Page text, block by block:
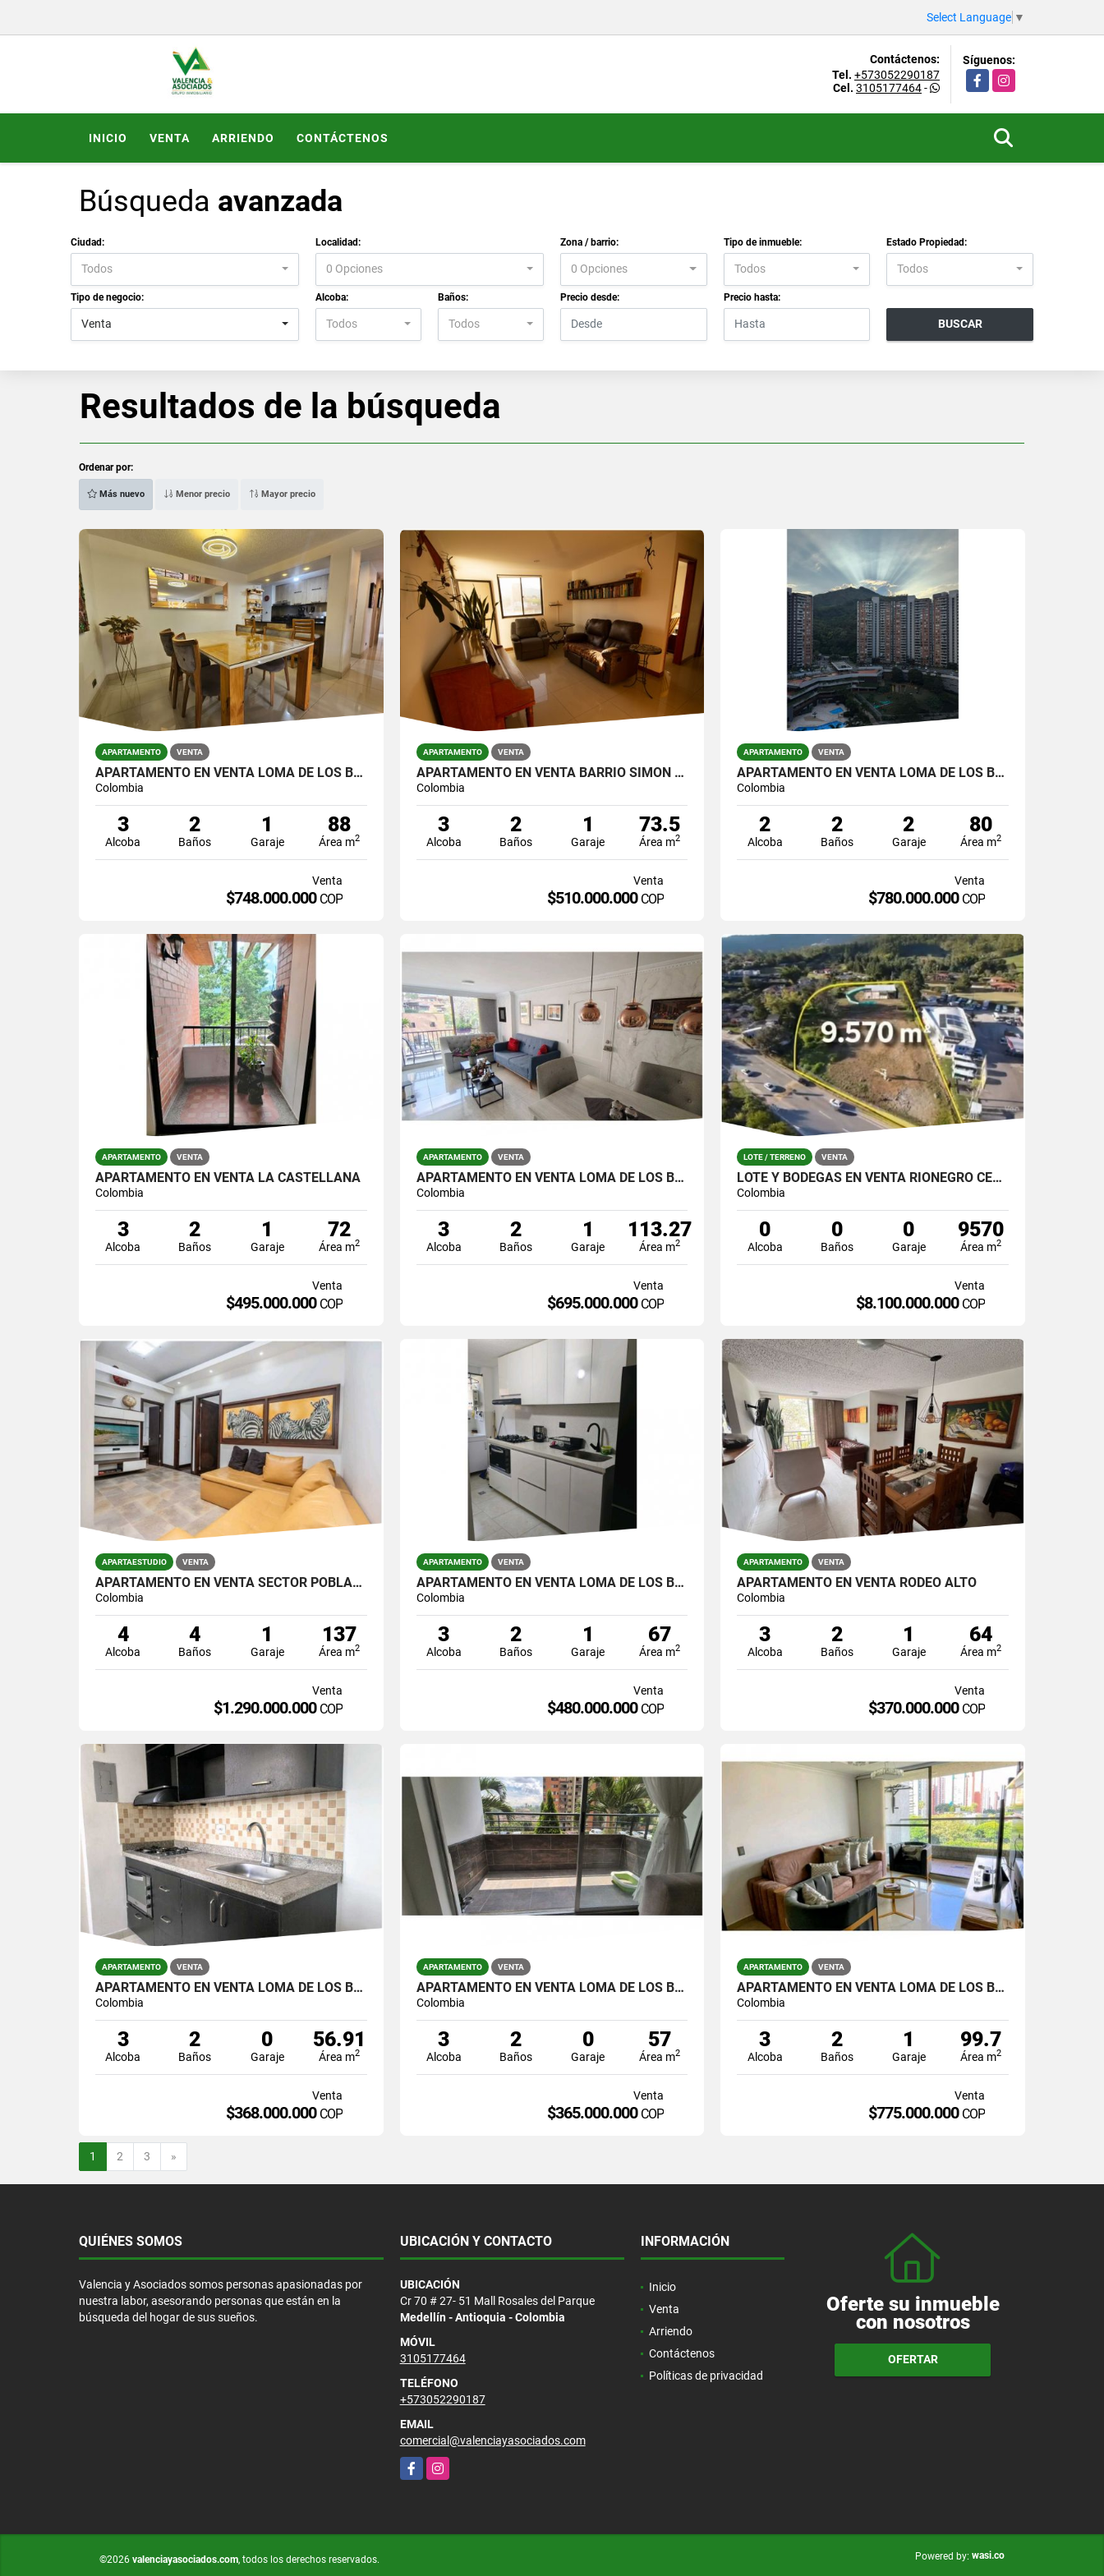
Select Language ▼
Contáctenos:
Tel. +573052290187
Cel. 3105177464-
Síguenos:
FacebookInstagram
INICIO VENTA ARRIENDO CONTÁCTENOS
Búsqueda avanzada
Ciudad:
Todos
Localidad:
0 Opciones
Zona / barrio:
0 Opciones
Tipo de inmueble:
Todos
Estado Propiedad:
Todos
Tipo de negocio:
Venta
Alcoba:
Todos
Baños:
Todos
Precio desde: Precio hasta:
BUSCAR
Resultados de la búsqueda
Ordenar por:
Más nuevo Menor precio Mayor precio
APARTAMENTO VENTA
APARTAMENTO EN VENTA LOMA DE LOS BERNAL PARTE BAJA
Colombia
3
Alcoba
2
Baños
1
Garaje
88
Área m2
Venta
$748.000.000 COP
APARTAMENTO VENTA
APARTAMENTO EN VENTA BARRIO SIMON BOLIVAR CERCA ÉXITO LA 80
Colombia
3
Alcoba
2
Baños
1
Garaje
73.5
Área m2
Venta
$510.000.000 COP
APARTAMENTO VENTA
APARTAMENTO EN VENTA LOMA DE LOS BERNAL
Colombia
2
Alcoba
2
Baños
2
Garaje
80
Área m2
Venta
$780.000.000 COP
APARTAMENTO VENTA
APARTAMENTO EN VENTA LA CASTELLANA
Colombia
3
Alcoba
2
Baños
1
Garaje
72
Área m2
Venta
$495.000.000 COP
APARTAMENTO VENTA
APARTAMENTO EN VENTA LOMA DE LOS BERNAL
Colombia
3
Alcoba
2
Baños
1
Garaje
113.27
Área m2
Venta
$695.000.000 COP
LOTE / TERRENO VENTA
LOTE Y BODEGAS EN VENTA RIONEGRO CERCA ZONA FRANCA
Colombia
0
Alcoba
0
Baños
0
Garaje
9570
Área m2
Venta
$8.100.000.000 COP
APARTAESTUDIO VENTA
APARTAMENTO EN VENTA SECTOR POBLADO LALINDE
Colombia
4
Alcoba
4
Baños
1
Garaje
137
Área m2
Venta
$1.290.000.000 COP
APARTAMENTO VENTA
APARTAMENTO EN VENTA LOMA DE LOS BERNAL
Colombia
3
Alcoba
2
Baños
1
Garaje
67
Área m2
Venta
$480.000.000 COP
APARTAMENTO VENTA
APARTAMENTO EN VENTA RODEO ALTO
Colombia
3
Alcoba
2
Baños
1
Garaje
64
Área m2
Venta
$370.000.000 COP
APARTAMENTO VENTA
APARTAMENTO EN VENTA LOMA DE LOS BERNAL
Colombia
3
Alcoba
2
Baños
0
Garaje
56.91
Área m2
Venta
$368.000.000 COP
APARTAMENTO VENTA
APARTAMENTO EN VENTA LOMA DE LOS BERNAL
Colombia
3
Alcoba
2
Baños
0
Garaje
57
Área m2
Venta
$365.000.000 COP
APARTAMENTO VENTA
APARTAMENTO EN VENTA LOMA DE LOS BERNAL
Colombia
3
Alcoba
2
Baños
1
Garaje
99.7
Área m2
Venta
$775.000.000 COP
1 2 3 »
QUIÉNES SOMOS
Valencia y Asociados somos personas apasionadas por
nuestra labor, asesorando personas que están en la
búsqueda del hogar de sus sueños.
UBICACIÓN Y CONTACTO
UBICACIÓN
Cr 70 # 27- 51 Mall Rosales del Parque
Medellín - Antioquia - Colombia
MÓVIL
3105177464
TELÉFONO
+573052290187
EMAIL
comercial@valenciayasociados.com
FacebookInstagram
INFORMACIÓN
Inicio
Venta
Arriendo
Contáctenos
Políticas de privacidad
Oferte su inmueble
con nosotros
OFERTAR
©2026 valenciayasociados.com, todos los derechos reservados. Powered by: wasi.co